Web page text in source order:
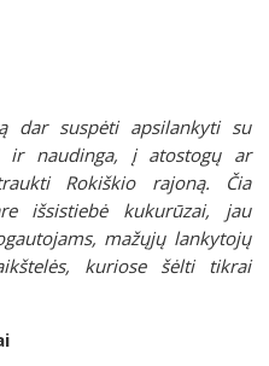
dar suspėti apsilankyti su
naudinga, į atostogų ar
Rokiškio rajoną. Čia
išsistiebė kukurūzai, jau
mažųjų lankytojų
kuriose šėlti tikrai